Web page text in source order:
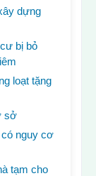
dựng
bị bỏ
loạt tặng
sở
có nguy cơ
tạm cho